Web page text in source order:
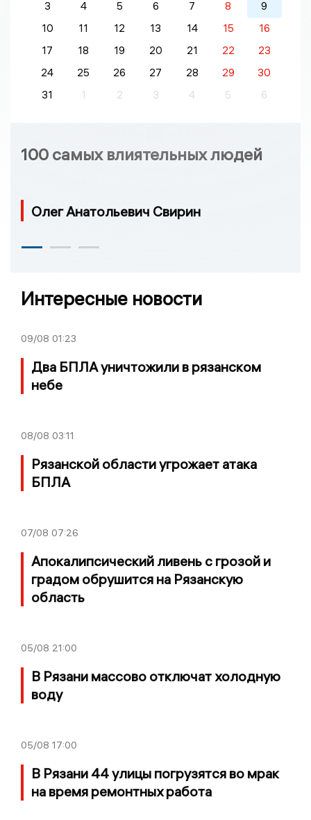
3
4 5 6 7 8
9
10
11 12 13 14 15
16
17
18 19 20 21 22
23
24
25 26 27 28 29
30
31
1 2 3 4 5 6
100 самых влиятельных людей
Олег Анатольевич Свирин
Интересные новости
09/08 01:23
Два БПЛА уничтожили в рязанском
небе
08/08 03:11
Рязанской области угрожает атака
БПЛА
07/08 07:26
Апокалипсический ливень с грозой и
градом обрушится на Рязанскую
область
05/08 21:00
В Рязани массово отключат холодную
воду
05/08 17:00
В Рязани 44 улицы погрузятся во мрак
на время ремонтных работа